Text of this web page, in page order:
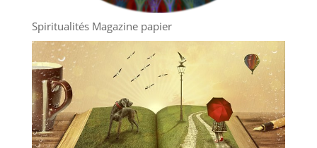
Spiritualités Magazine papier